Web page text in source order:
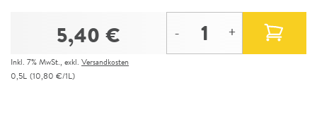
5,40 €
Inkl. 7% MwSt., exkl. Versandkosten
- +
0,5L (10,80 €/1L)